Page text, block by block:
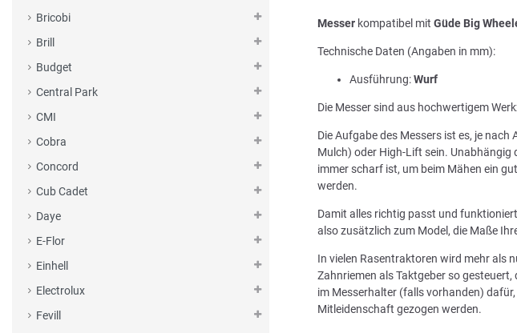
Bricobi
Brill
Budget
Central Park
CMI
Cobra
Concord
Cub Cadet
Daye
E-Flor
Einhell
Electrolux
Fevill
Messer kompatibel mit Güde Big
Technische Daten (Angaben in mm):
Ausführung:Wurf
Die Messer sind aus hochwertigem
Die Aufgabe des Messers ist es, je
Mulch) oder High-Lift sein. Unabhängig
immer scharf ist, um beim Mähen ein
werden.
Damit alles richtig passt und
also zusätzlich zum Model, die Maße
In vielen Rasentraktoren wird mehr als
Zahnriemen als Taktgeber so
im Messerhalter (falls vorhanden)
Mitleidenschaft gezogen werden.